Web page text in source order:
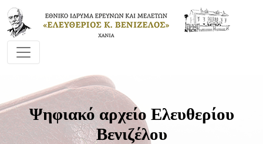
Ψηφιακό αρχείο Ελευθερίου
Βενιζέλου